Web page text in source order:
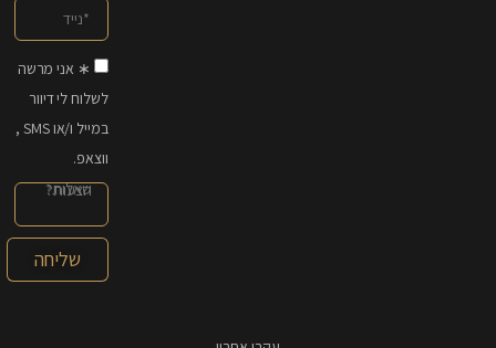
∗ אני מרשה
לשלוח לי דיוור
במייל ו/או SMS ,
ווצאפ.
שליחה